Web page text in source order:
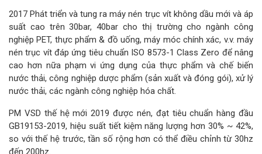
2017 Phát triển và tung ra máy nén trục vít không dầu mới và áp
suất cao trên 30bar, 40bar cho thị trường cho ngành công
nghiệp PET, thực phẩm & đồ uống, máy móc chính xác, v.v. máy
nén trục vít đáp ứng tiêu chuẩn ISO 8573-1 Class Zero để nâng
cao hơn nữa phạm vi ứng dụng của thực phẩm và chế biến
nước thải, công nghiệp dược phẩm (sản xuất và đóng gói), xử lý
nước thải, các ngành công nghiệp hóa chất.
PM VSD thế hệ mới 2019 được nén, đạt tiêu chuẩn hàng đầu
GB19153-2019, hiệu suất tiết kiệm năng lượng hơn 30% ~ 42%,
so với thế hệ trước, tần số rộng hơn có thể điều chỉnh từ 30hz
đến 200hz.